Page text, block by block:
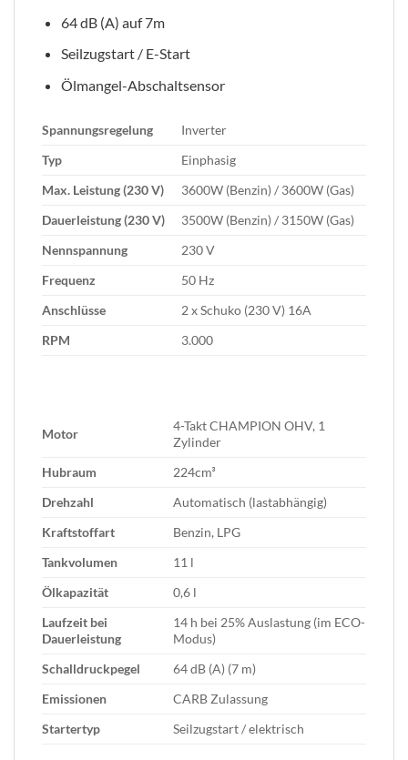
64 dB (A) auf 7m
Seilzugstart / E-Start
Ölmangel-Abschaltsensor
Spannungsregelung
Inverter
Typ
Einphasig
Max. Leistung (230 V)
3600W (Benzin) / 3600W (Gas)
Dauerleistung (230 V)
3500W (Benzin) / 3150W (Gas)
Nennspannung
230 V
Frequenz
50 Hz
Anschlüsse
2 x Schuko (230 V) 16A
RPM
3.000
Motor
4-Takt CHAMPION OHV, 1
Zylinder
Hubraum
224cm³
Drehzahl
Automatisch (lastabhängig)
Kraftstoffart
Benzin, LPG
Tankvolumen
11 l
Ölkapazität
0,6 l
Laufzeit bei
Dauerleistung
14 h bei 25% Auslastung (im ECO-
Modus)
Schalldruckpegel
64 dB (A) (7 m)
Emissionen
CARB Zulassung
Startertyp
Seilzugstart / elektrisch